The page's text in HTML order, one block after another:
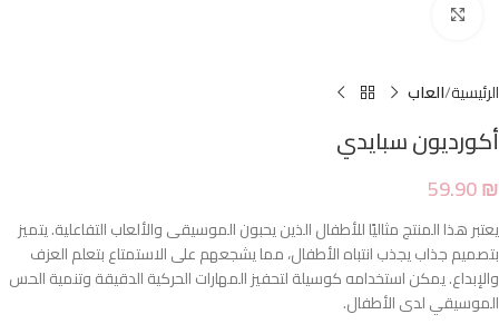
الرئيسية العاب
أكورديون سبايدي
59.90₪
يعتبر هذا المنتج مثاليًا للأطفال الذين يحبون الموسيقى والألعاب التفاعلية. يتميز
بتصميم جذاب يجذب انتباه الأطفال، مما يشجعهم على الاستمتاع بتعلم العزف
والإبداع. يمكن استخدامه كوسيلة لتحفيز المهارات الحركية الدقيقة وتنمية الحس
الموسيقي لدى الأطفال.